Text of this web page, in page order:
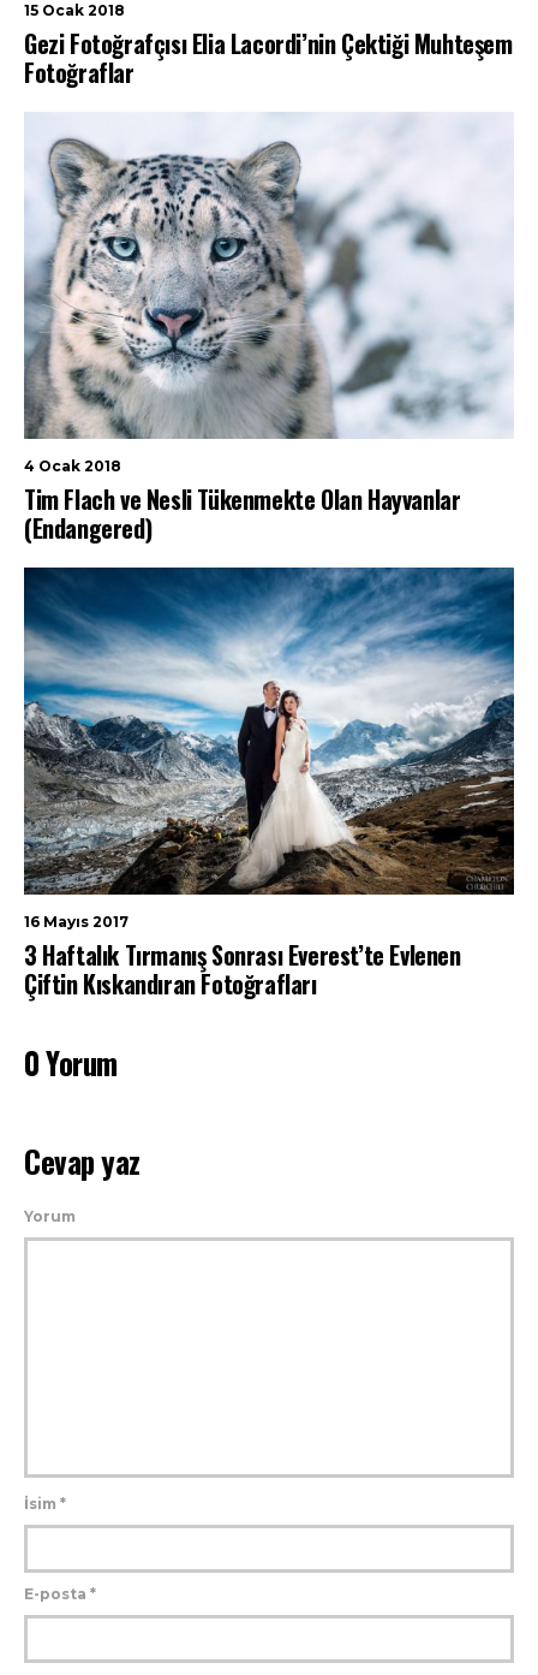
15 Ocak 2018
Gezi Fotoğrafçısı Elia Lacordi’nin Çektiği Muhteşem
Fotoğraflar
4 Ocak 2018
Tim Flach ve Nesli Tükenmekte Olan Hayvanlar
(Endangered)
16 Mayıs 2017
3 Haftalık Tırmanış Sonrası Everest’te Evlenen
Çiftin Kıskandıran Fotoğrafları
0 Yorum
Cevap yaz
Yorum
İsim *
E-posta *